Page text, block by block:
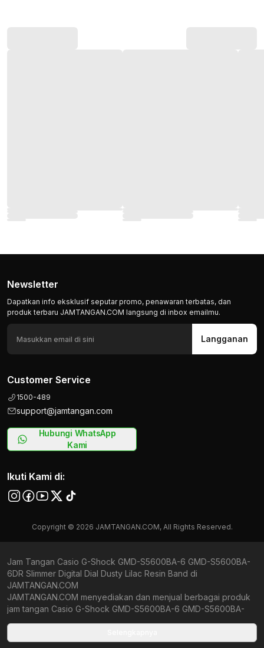
Newsletter
Dapatkan info eksklusif seputar promo, penawaran terbatas, dan
produk terbaru JAMTANGAN.COM langsung di inbox emailmu.
Langganan
Customer Service
1500-489
support@jamtangan.com
Hubungi WhatsApp
Kami
Ikuti Kami di:
Copyright © 2026 JAMTANGAN.COM, All Rights Reserved.
Jam Tangan Casio G-Shock GMD-S5600BA-6 GMD-S5600BA-
6DR Slimmer Digital Dial Dusty Lilac Resin Band di
JAMTANGAN.COM
JAMTANGAN.COM menyediakan dan menjual berbagai produk
jam tangan Casio G-Shock GMD-S5600BA-6 GMD-S5600BA-
Kami berkomitmen untuk memberi penawaran terbaik bagi